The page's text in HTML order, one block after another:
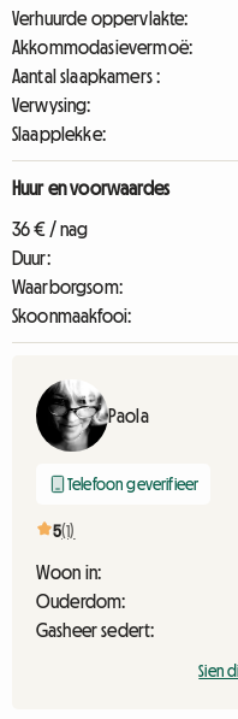
Verhuurde oppervlakte:
Akkommodasievermoë:
Aantal slaapkamers :
Verwysing:
Slaapplekke:
Huur en voorwaardes
36 € / nag
Duur:
Waarborgsom:
Skoonmaakfooi:
Paola
Telefoon geverifieer
5(1)
Woon in:
Ouderdom:
Gasheer sedert:
Sien